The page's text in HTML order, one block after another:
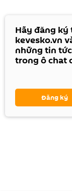
Hãy đăng ký
kevesko.vn
những tin
trong ô chat
Đăng ký